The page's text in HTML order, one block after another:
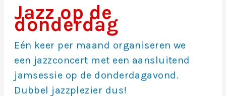
Jazz op de
donderdag
Eén keer per maand organiseren we
een jazzconcert met een aansluitend
jamsessie op de donderdagavond.
Dubbel jazzplezier dus!